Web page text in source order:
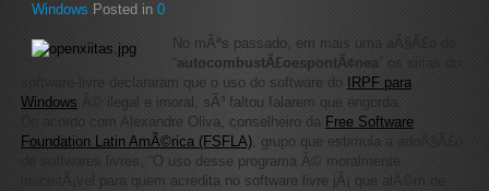
Windows Posted in 0
No mÃªs passado, em mais uma aÃ§Ã£o de
“autocombustÃ£oespontÃ¢nea
software-livre declararam que o uso do software do
IRPF para
Windows Ã© ilegal e imoral, sÃ³ faltou falarem que engorda.
De acordo com Alexandre Oliva, conselheiro da Free Software
Foundation Latin AmÃ©rica (FSFLA), grupo que estimula a adoÃ§Ã£o
de softwares livres, “O uso desse programa Ã© moralmente
inaceitÃ¡vel para quem acredita no software livre jÃ¡ que alÃ©m de